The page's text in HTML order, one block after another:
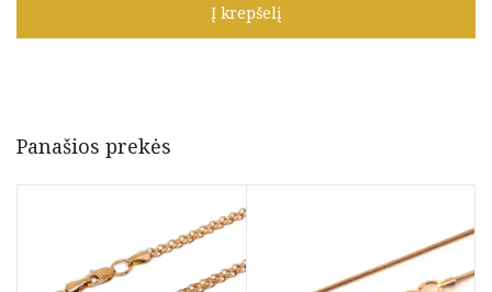
Liza"
Į krepšelį
Panašios prekės